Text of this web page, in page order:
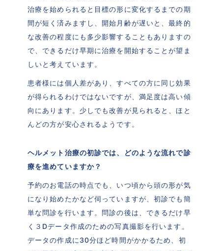
治療を始められると目標の形に変化するまでの期
間が短く済みますし、開始月齢が遅いと、最終的
な改善の程度にも多少影響することもありますの
で、できるだけ早期に治療を開始することが望ま
しいと考えています。
患者様には個人差があり、すべての方に同じ効果
が得られるわけではないですが、満足度は高い傾
向にあります。少しでも改善が見られると、ほと
んどの方が安心されるようです。
ヘルメット治療の初診では、どのような流れで診
療を進めていますか？
予約のお電話の時点でも、いつ頃から頭の形が気
になり始めたかなど伺っていますが、初診でも簡
単な問診を行います。問診の後は、できるだけ早
く３Dデータ作成のための写真撮影を行います。
データの作成に30分ほど時間がかかるため、初